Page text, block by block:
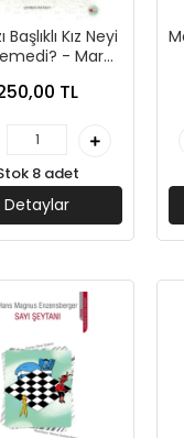
Başlıklı Kız Neyi
- Mar
YayınlarıTL
8 adet
Detaylar